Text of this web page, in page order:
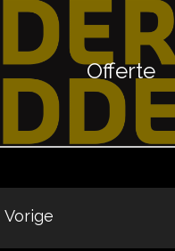
Offerte
Vorige